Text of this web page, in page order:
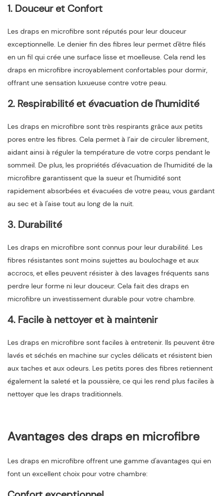
1. Douceur et Confort
Les draps en microfibre sont réputés pour leur douceur
exceptionnelle. Le denier fin des fibres leur permet d'être filés
en un fil qui crée une surface lisse et moelleuse. Cela rend les
draps en microfibre incroyablement confortables pour dormir,
offrant une sensation luxueuse contre votre peau.
2. Respirabilité et évacuation de l'humidité
Les draps en microfibre sont très respirants grâce aux petits
pores entre les fibres. Cela permet à l’air de circuler librement,
aidant ainsi à réguler la température de votre corps pendant le
sommeil. De plus, les propriétés d'évacuation de l'humidité de la
microfibre garantissent que la sueur et l'humidité sont
rapidement absorbées et évacuées de votre peau, vous gardant
au sec et à l'aise tout au long de la nuit.
3. Durabilité
Les draps en microfibre sont connus pour leur durabilité. Les
fibres résistantes sont moins sujettes au boulochage et aux
accrocs, et elles peuvent résister à des lavages fréquents sans
perdre leur forme ni leur douceur. Cela fait des draps en
microfibre un investissement durable pour votre chambre.
4. Facile à nettoyer et à maintenir
Les draps en microfibre sont faciles à entretenir. Ils peuvent être
lavés et séchés en machine sur cycles délicats et résistent bien
aux taches et aux odeurs. Les petits pores des fibres retiennent
également la saleté et la poussière, ce qui les rend plus faciles à
nettoyer que les draps traditionnels.
Avantages des draps en microfibre
Les draps en microfibre offrent une gamme d'avantages qui en
font un excellent choix pour votre chambre: